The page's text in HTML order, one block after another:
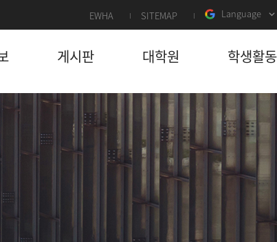
EWHA SITEMAP Language
게시판 대학원 학생활동